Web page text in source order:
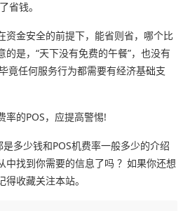
省钱。
资金安全的前提下，能省则省，哪个比
是，“天下没有免费的午餐”，也没有
竟任何服务行为都需要有经济基础支
率的POS，应提高警惕!
多少钱和POS机费率一般多少的介绍
中找到你需要的信息了吗 ？如果你还想
收藏关注本站。